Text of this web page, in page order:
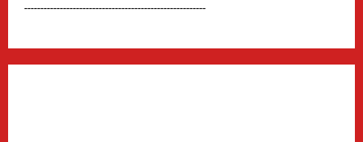
--------------------------------------------------------